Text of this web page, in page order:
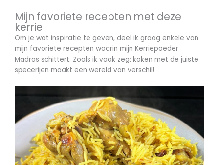
Mijn favoriete recepten met deze
kerrie
Om je wat inspiratie te geven, deel ik graag enkele van
mijn favoriete recepten waarin mijn Kerriepoeder
Madras schittert. Zoals ik vaak zeg: koken met de juiste
specerijen maakt een wereld van verschil!